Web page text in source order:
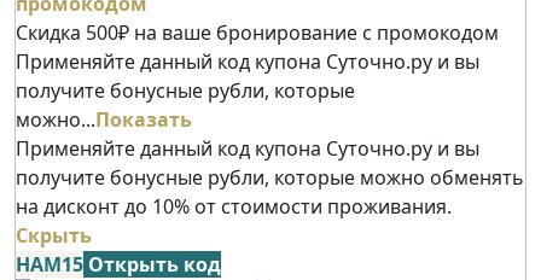
Скидка 500₽ на ваше бронирование с промокодом
Применяйте данный код купона Суточно.ру и вы
получите бонусные рубли, которые
можно...Показать
Применяйте данный код купона Суточно.ру и вы
получите бонусные рубли, которые можно обменять
на дисконт до 10% от стоимости проживания.
Скрыть
НАМ15 Открыть код